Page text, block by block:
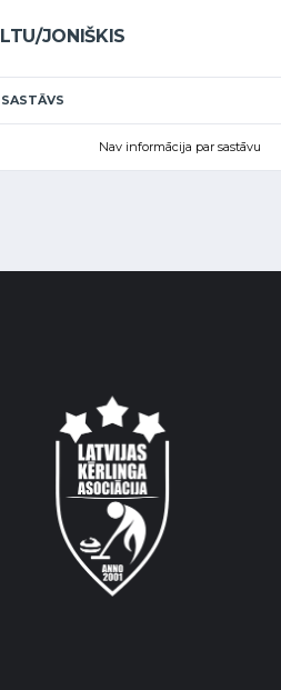
LTU/JONIŠKIS
SASTĀVS
Nav informācija par sastāvu